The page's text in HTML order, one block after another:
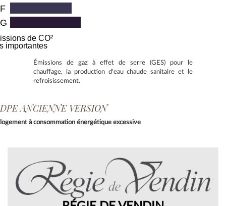
F
G
de CO²
importantes
Émissions de gaz à effet de serre (GES) pour le
chauffage, la production d'eau chaude sanitaire et le
refroisissement.
DPE ANCIENNE VERSION
logement à consommation énergétique excessive